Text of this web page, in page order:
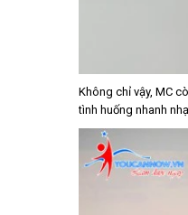
Không chỉ vậy, MC
tình huống nhanh